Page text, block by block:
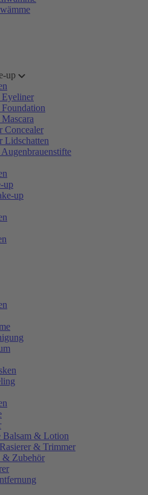
up
Eyeliner
Foundation
Concealer
Lidschatten
Augenbrauenstifte
up
up
Balsam & Lotion
& Trimmer
& Zubehör